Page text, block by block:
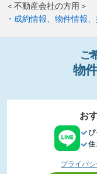
＜不動産会社の方用＞
・成約情報、物件情報
ご
物件
お
ぴ
住
プライバ